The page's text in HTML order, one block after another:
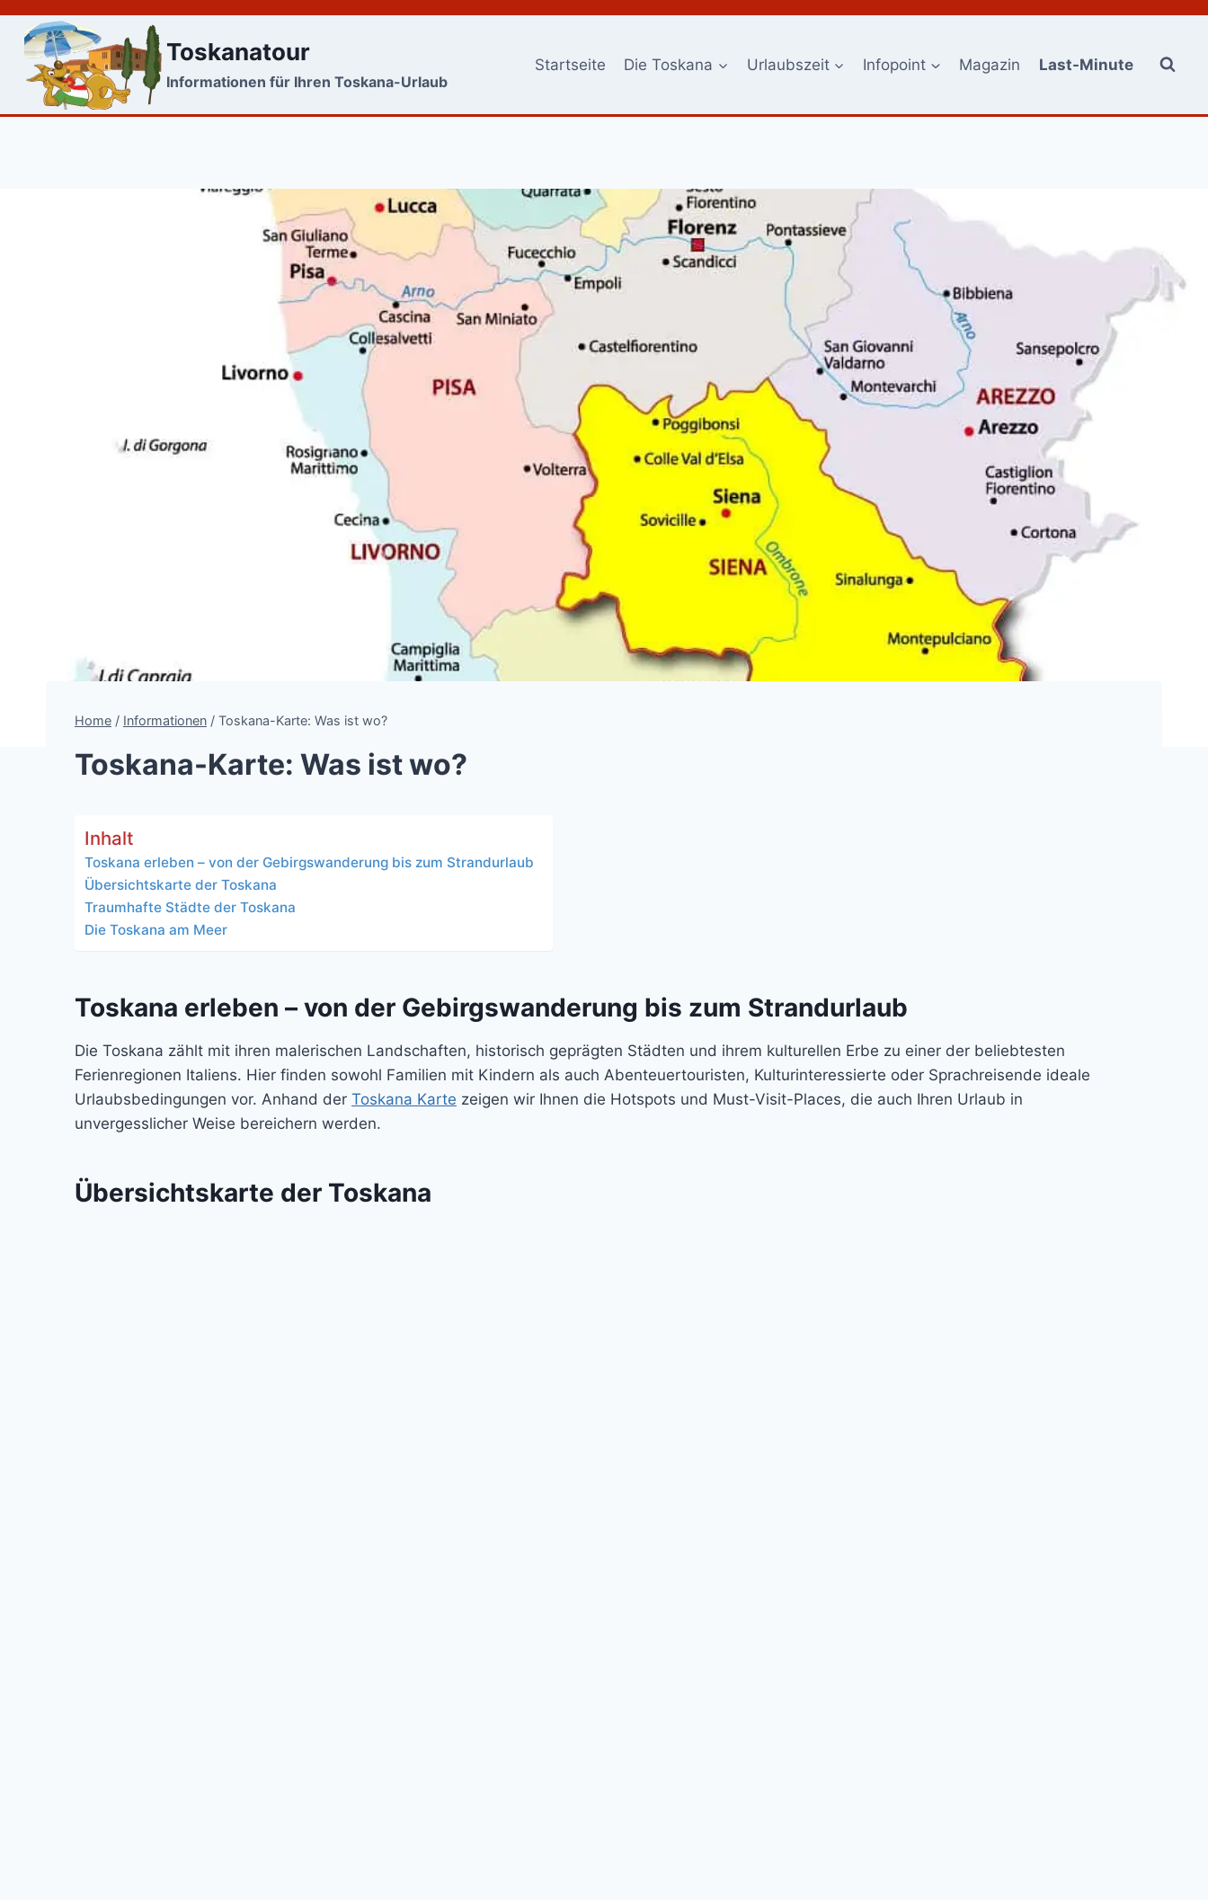
Skip
content
Toskanatour
Informationen für Ihren Toskana-Urlaub
Startseite Die Toskana Urlaubszeit Infopoint Magazin Last-Minute
Home / Informationen / Toskana-Karte: Was ist wo?
Toskana-Karte: Was ist wo?
Inhalt
Toskana erleben – von der Gebirgswanderung bis zum Strandurlaub
Übersichtskarte der Toskana
Traumhafte Städte der Toskana
Die Toskana am Meer
Toskana erleben – von der Gebirgswanderung bis zum Strandurlaub
Die Toskana zählt mit ihren malerischen Landschaften, historisch geprägten Städten und ihrem kulturellen Erbe zu einer der beliebtesten
Ferienregionen Italiens. Hier finden sowohl Familien mit Kindern als auch Abenteuertouristen, Kulturinteressierte oder Sprachreisende ideale
Urlaubsbedingungen vor. Anhand der Toskana Karte zeigen wir Ihnen die Hotspots und Must-Visit-Places, die auch Ihren Urlaub in
unvergesslicher Weise bereichern werden.
Übersichtskarte der Toskana